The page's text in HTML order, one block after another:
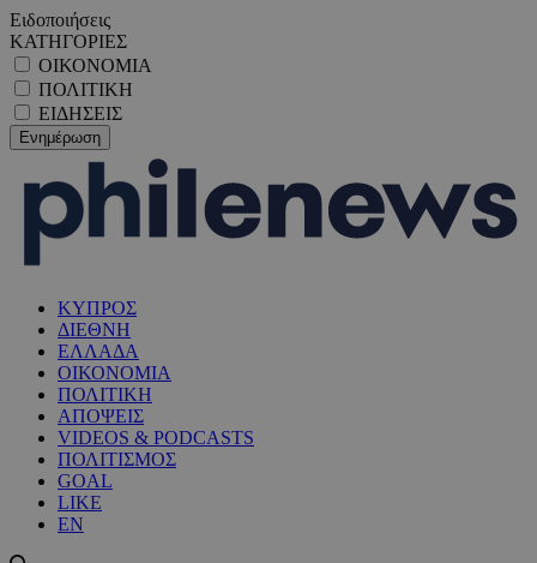
Ειδοποιήσεις
ΚΑΤΗΓΟΡΙΕΣ
ΟΙΚΟΝΟΜΙΑ
ΠΟΛΙΤΙΚΗ
ΕΙΔΗΣΕΙΣ
ΚΥΠΡΟΣ
ΔΙΕΘΝΗ
ΕΛΛΑΔΑ
ΟΙΚΟΝΟΜΙΑ
ΠΟΛΙΤΙΚΗ
ΑΠΟΨΕΙΣ
VIDEOS & PODCASTS
ΠΟΛΙΤΙΣΜΟΣ
GOAL
LIKE
EN